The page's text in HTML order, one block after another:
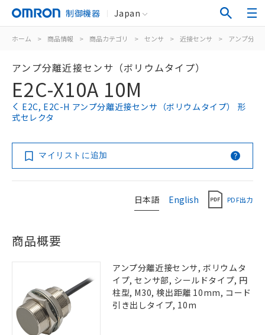
制御機器 Japan
ホーム > 商品情報 > 商品カテゴリ > センサ > 近接センサ > アンプ分離
アンプ分離近接センサ（ボリウムタイプ）
E2C-X10A 10M
E2C, E2C-H アンプ分離近接センサ（ボリウムタイプ） 形
式セレクタ
マイリストに追加
日本語 English PDF出力
商品概要
アンプ分離近接センサ, ボリウムタ
イプ, センサ部, シールドタイプ, 円
柱型, M30, 検出距離 10mm, コード
引き出しタイプ, 10m